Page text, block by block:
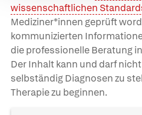
wissenschaftlichen
Mediziner*innen geprüft
kommunizierten
die professionelle Beratung
Der Inhalt kann und darf
selbständig Diagnosen zu
Therapie zu beginnen.